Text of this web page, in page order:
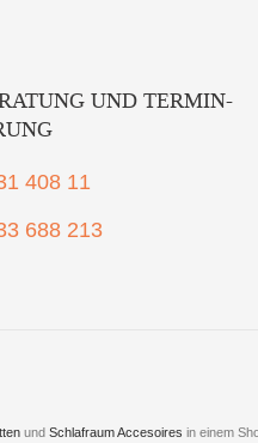
UND TERMIN-
408 11
688 213
und Schlafraum Accesoires in einem